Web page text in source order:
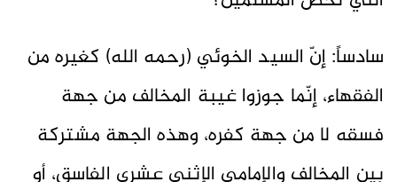
سادساً: إنّ السيد الخوئي (رحمه الله) كغيره من
الفقهاء، إنّما جوزوا غيبة المخالف من جهة
فسقه لا من جهة كفره، وهذه الجهة مشتركة
بين المخالف والإمامي الإثني عشري الفاسق، أو